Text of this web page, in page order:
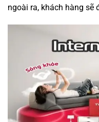
ngoài ra, khách hàng